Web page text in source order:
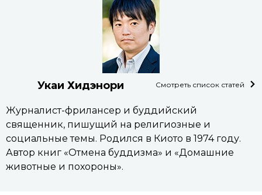
Укаи Хидэнори Смотреть список статей
Журналист-фрилансер и буддийский
священник, пишущий на религиозные и
социальные темы. Родился в Киото в 1974 году.
Автор книг «Отмена буддизма» и «Домашние
животные и похороны».